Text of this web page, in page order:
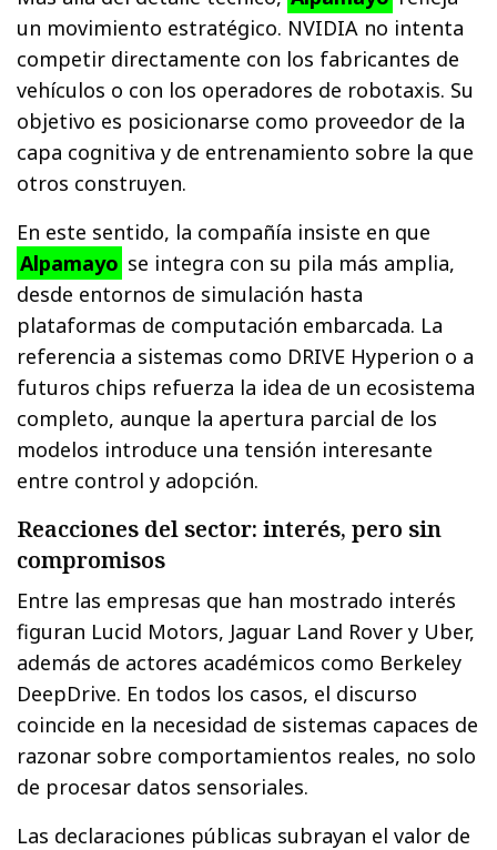
un movimiento estratégico. NVIDIA no intenta
competir directamente con los fabricantes de
vehículos o con los operadores de robotaxis. Su
objetivo es posicionarse como proveedor de la
capa cognitiva y de entrenamiento sobre la que
otros construyen.
En este sentido, la compañía insiste en que
Alpamayo se integra con su pila más amplia,
desde entornos de simulación hasta
plataformas de computación embarcada. La
referencia a sistemas como DRIVE Hyperion o a
futuros chips refuerza la idea de un ecosistema
completo, aunque la apertura parcial de los
modelos introduce una tensión interesante
entre control y adopción.
Reacciones del sector: interés, pero sin
compromisos
Entre las empresas que han mostrado interés
figuran Lucid Motors, Jaguar Land Rover y Uber,
además de actores académicos como Berkeley
DeepDrive. En todos los casos, el discurso
coincide en la necesidad de sistemas capaces de
razonar sobre comportamientos reales, no solo
de procesar datos sensoriales.
Las declaraciones públicas subrayan el valor de